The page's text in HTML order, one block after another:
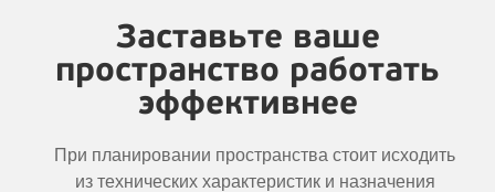
Заставьте ваше
пространство работать
эффективнее
При планировании пространства стоит исходить
из технических характеристик и назначения